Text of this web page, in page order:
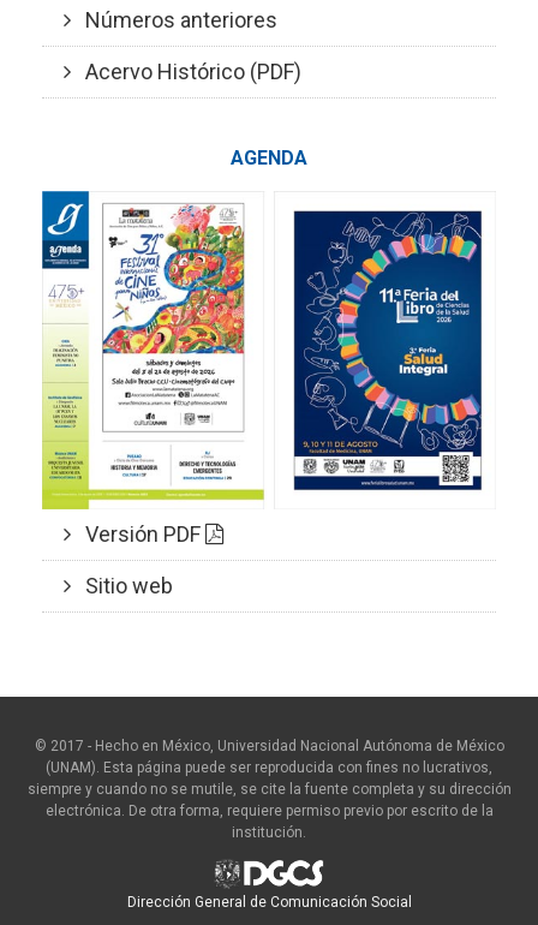
Números anteriores
Acervo Histórico (PDF)
AGENDA
Versión PDF
Sitio web
© 2017 - Hecho en México, Universidad Nacional Autónoma de México
(UNAM). Esta página puede ser reproducida con fines no lucrativos,
siempre y cuando no se mutile, se cite la fuente completa y su dirección
electrónica. De otra forma, requiere permiso previo por escrito de la
institución.
Dirección General de Comunicación Social